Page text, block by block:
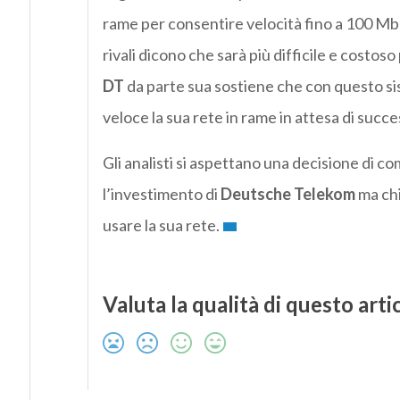
rame per consentire velocità fino a 100
rivali dicono che sarà più difficile e
DT da parte sua sostiene che con questo
veloce la sua rete in rame in attesa di
Gli analisti si aspettano una decisione di
l’investimento di Deutsche Telekomma
usare la sua rete.
Valuta la qualità di questo